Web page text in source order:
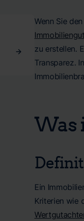
Wenn Sie den
zu erstellen.
Transparez.
Was
Ein
Kriterien wie